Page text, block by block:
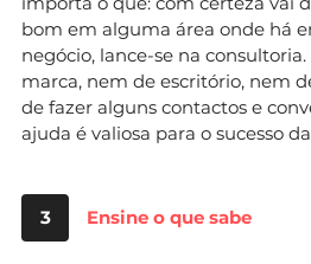
bom em alguma área onde há
negócio, lance-se na
marca, nem de escritório, nem
de fazer alguns contactos e
ajuda é valiosa para o sucesso
3 Ensine o que sabe